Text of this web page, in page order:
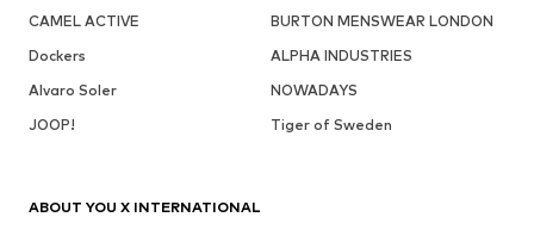
CAMEL ACTIVE
BURTON MENSWEAR LONDON
Dockers
ALPHA INDUSTRIES
Alvaro Soler
NOWADAYS
JOOP!
Tiger of Sweden
ABOUT YOU X INTERNATIONAL